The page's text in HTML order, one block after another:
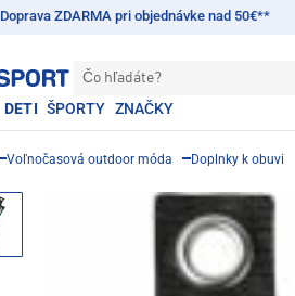
Doprava ZDARMA pri objednávke nad 50€**
Čo hľadáte?
DETI ŠPORTY ZNAČKY
Voľnočasová outdoor móda Doplnky k obuvi